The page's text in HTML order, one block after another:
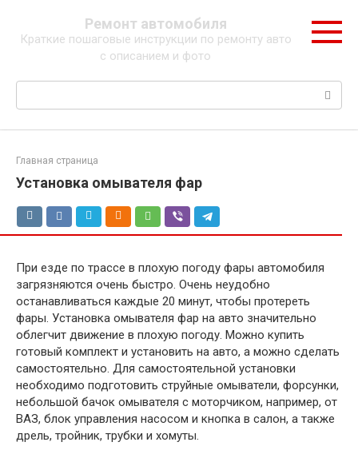
контенту
Ремонт автомобиля
Краткие пошаговые инструкции по ремонту авто
с описанием и фото
Поиск:
Главная страница
Установка омывателя фар
При езде по трассе в плохую погоду фары автомобиля
загрязняются очень быстро. Очень неудобно
останавливаться каждые 20 минут, чтобы протереть
фары. Установка омывателя фар на авто значительно
облегчит движение в плохую погоду. Можно купить
готовый комплект и установить на авто, а можно сделать
самостоятельно. Для самостоятельной установки
необходимо подготовить струйные омыватели, форсунки,
небольшой бачок омывателя с моторчиком, например, от
ВАЗ, блок управления насосом и кнопка в салон, а также
дрель, тройник, трубки и хомуты.